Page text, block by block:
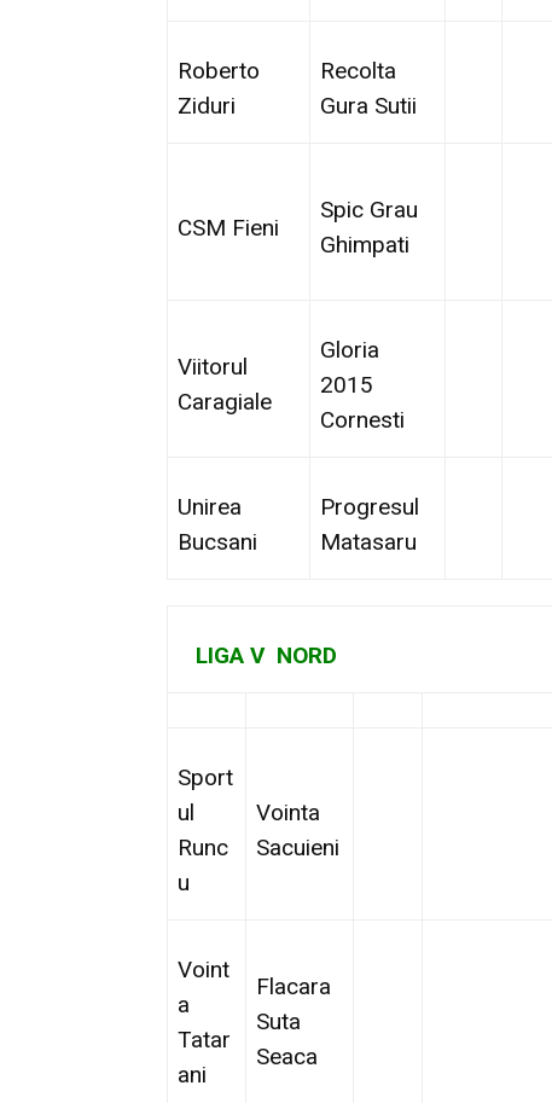
Roberto
Ziduri
Recolta
Gura Sutii
CSM Fieni
Spic Grau
Ghimpati
Viitorul
Caragiale
Gloria
2015
Cornesti
Unirea
Bucsani
Progresul
Matasaru
LIGA V NORD
Sport
ul
Runc
u
Vointa
Sacuieni
Voint
a
Tatar
ani
Flacara
Suta
Seaca